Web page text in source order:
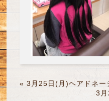
« 3月25日(月)ヘアドネー
3